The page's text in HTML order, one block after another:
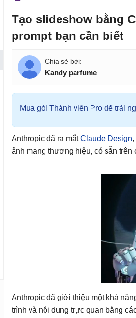
Tạo slideshow bằng
prompt bạn cần biết
Kandy parfume
Mua gói Thành viên Pro để trải
Anthropic đã ra mắtClaude Design,
ảnh mang thương hiệu, có sẵn trên
Anthropic đã giới thiệu một khả
trình và nội dung trực quan bằng